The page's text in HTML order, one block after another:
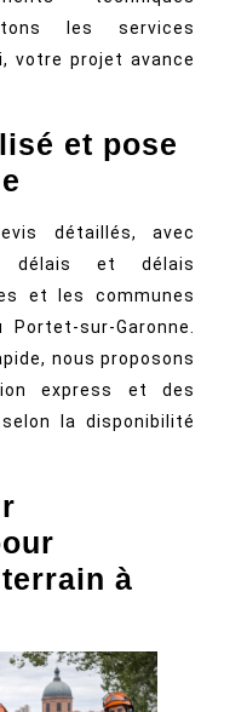
les services
votre projet avance
et pose
détaillés, avec
délais et délais
et les communes
sur-Garonne.
nous proposons
express et des
la disponibilité
à